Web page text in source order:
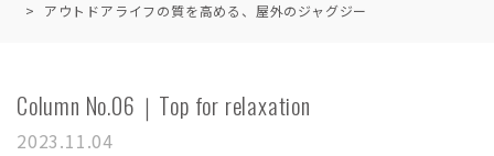
アウトドアライフの質を⾼める、屋外のジャグジー
Column No.06｜Top for relaxation
2023.11.04